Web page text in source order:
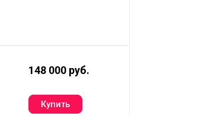
148 000 руб.